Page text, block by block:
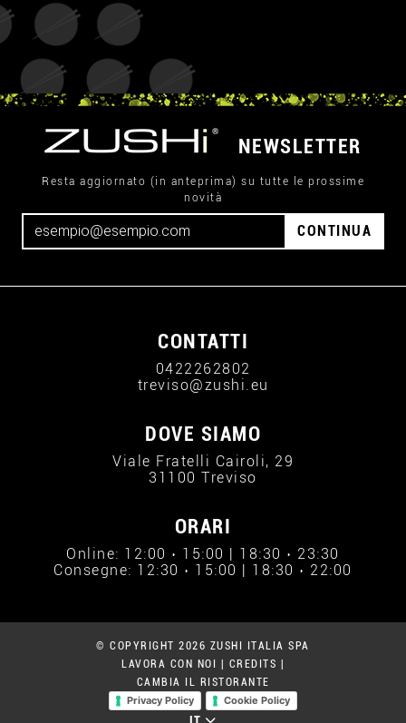
NEWSLETTER
Resta aggiornato (in anteprima) su tutte le prossime
novità
CONTINUA
CONTATTI
0422262802
treviso@zushi.eu
DOVE SIAMO
Viale Fratelli Cairoli, 29
31100 Treviso
ORARI
Online: 12:00 › 15:00 | 18:30 › 23:30
Consegne: 12:30 › 15:00 | 18:30 › 22:00
© COPYRIGHT 2026 ZUSHI ITALIA SPA
LAVORA CON NOI
CREDITS
CAMBIA IL RISTORANTE
Privacy Policy
Cookie Policy